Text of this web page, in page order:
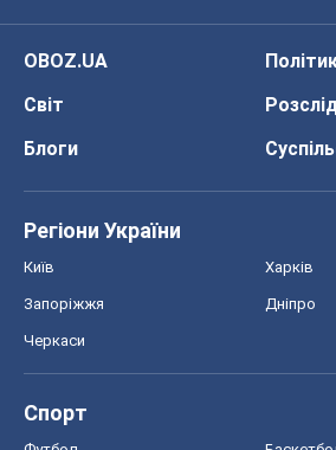
OBOZ.UA
Світ
Блоги
Регіони України
Київ Харків
Запоріжжя Дніпро
Черкаси
Спорт